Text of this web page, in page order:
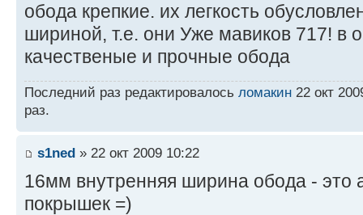
обода крепкие. их легкость
шириной, т.е. они Уже мавиков 717! в
качественые и прочные обода
Последний раз редактировалось ломакин 22 окт
раз.
s1ned » 22 окт 2009 10:22
16мм внутренняя ширина обода - это
покрышек =)